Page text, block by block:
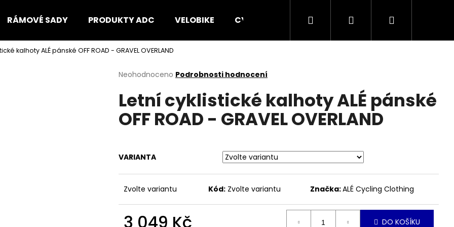
RÁMOVÉ SADY PRODUKTY ADC VELOBIKE CYCPLUS KOMPONENTY OBLEČENÍ
Hledat PřihlášeníNákupní
kalhoty ALÉ pánské OFF ROAD - GRAVEL OVERLAND
Průměrné
produktu
je
0,0
z
Neohodnoceno Podrobnosti hodnocení
Letní cyklistické kalhoty ALÉ pánské
OFF ROAD - GRAVEL OVERLAND
VARIANTA
Zvolte variantu Kód: Zvolte variantu Značka:ALÉ Cycling Clothing
3 049 Kč DO KOŠÍKU
Co potřebujete najít?
HLEDAT